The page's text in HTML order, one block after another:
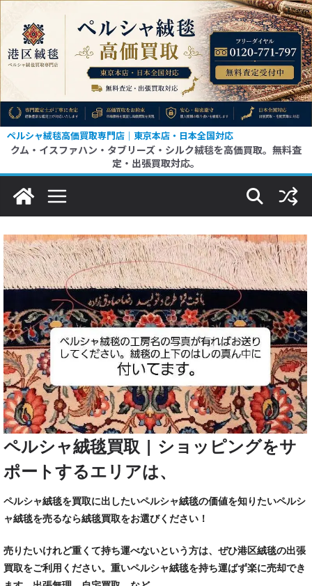
テ
へ
ス
ッ
ペルシャ絨毯高価買取専門店｜東京本店・日本全国対応
クム・イスファハン・タブリーズ・シルク絨毯を高価買取。無料査
定・出張買取対応。
ペルシャ絨毯買取 | ショッピングをサ
ポートするエリアは、
ペルシャ絨毯を買取に出したいペルシャ絨毯の価値を知りたいペルシ
ャ絨毯を売るなら絨毯買取をお選びください！
売りたいけれど重くて持ち運べないという方は、ぜひ港区絨毯の出張
買取をご利用ください。重いペルシャ絨毯を持ち運ばず楽に売却でき